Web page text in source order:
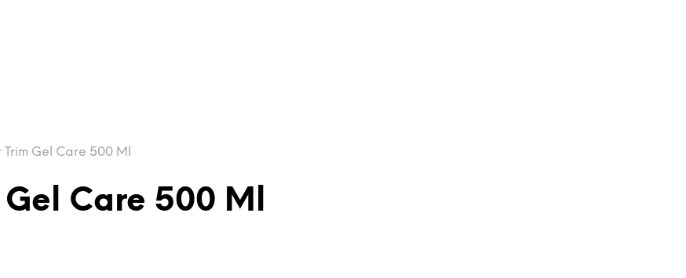
Gel Care 500 Ml
Care 500 Ml